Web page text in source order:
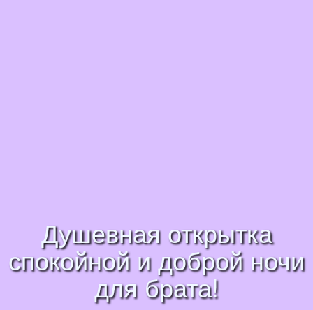
Душевная открытка
спокойной и доброй ночи
для брата!